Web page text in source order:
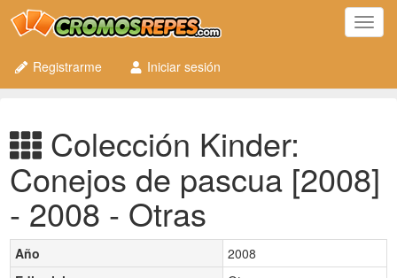
Registrarme
Iniciar sesión
Colección Kinder:
Conejos de pascua [2008]
- 2008 - Otras
Año
2008